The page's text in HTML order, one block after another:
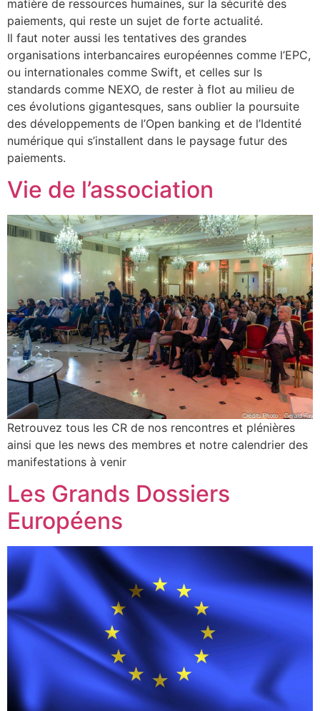
matière de ressources humaines, sur la sécurité des
paiements, qui reste un sujet de forte actualité.
Il faut noter aussi les tentatives des grandes
organisations interbancaires européennes comme l’EPC,
ou internationales comme Swift, et celles sur ls
standards comme NEXO, de rester à flot au milieu de
ces évolutions gigantesques, sans oublier la poursuite
des développements de l’Open banking et de l’Identité
numérique qui s’installent dans le paysage futur des
paiements.
Vie de l’association
Retrouvez tous les CR de nos rencontres et plénières
ainsi que les news des membres et notre calendrier des
manifestations à venir
Les Grands Dossiers
Européens